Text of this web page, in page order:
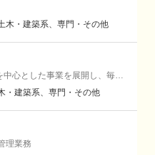
木・建築系 専門・その他
心とした事業を展開し、毎日
ている広大な鉄道ネットワー
事業を展開しています。
・建築系 専門・その他
理業務